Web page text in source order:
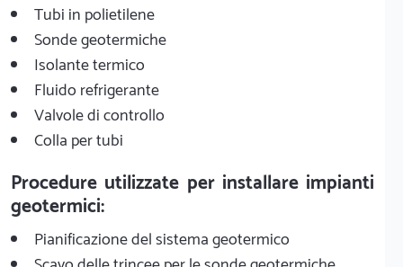
Tubi in polietilene
Sonde geotermiche
Isolante termico
Fluido refrigerante
Valvole di controllo
Colla per tubi
Procedure utilizzate per installare impianti
geotermici:
Pianificazione del sistema geotermico